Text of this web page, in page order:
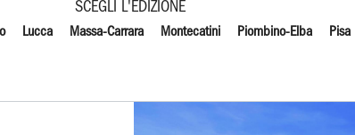
SCEGLI L'EDIZIONE
Lucca Massa-Carrara Montecatini Piombino-Elba Pisa